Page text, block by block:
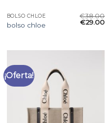
BOLSO CHLOE
bolso chloe
€38.00
€29.00
¡Oferta!